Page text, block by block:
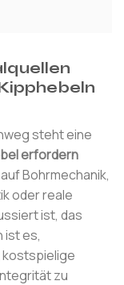
steht eine
erfordern
Bohrmechanik,
oder reale
ist, das
ist es,
kostspielige
zu